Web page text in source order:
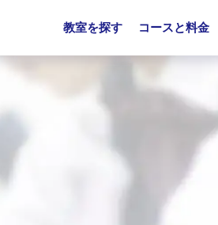
教室を探す コースと料金